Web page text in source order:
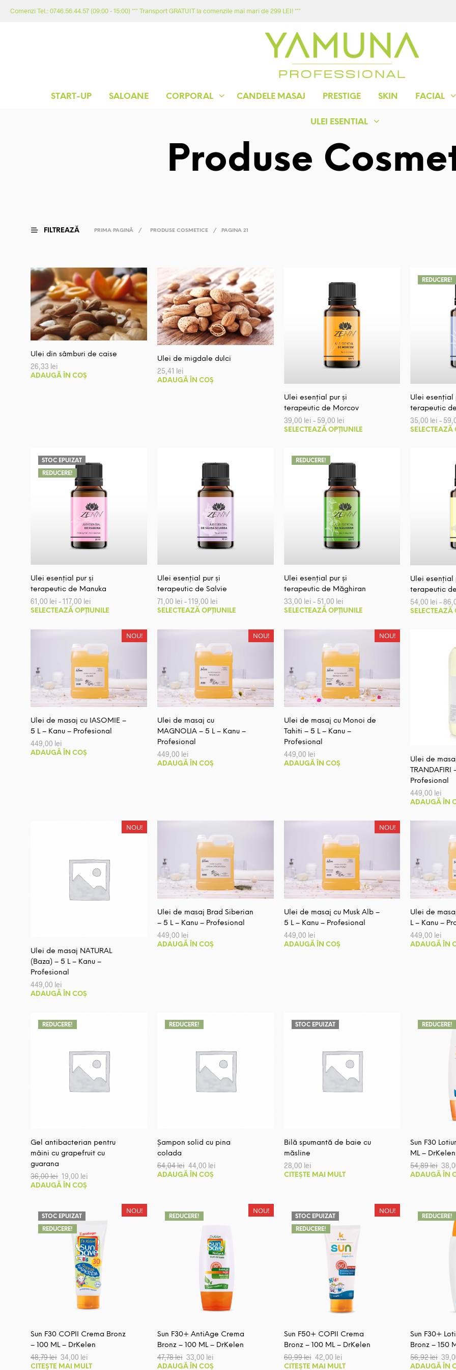
Comenzi Tel.: 0746.56.44.57 (09:00 - 15:00) *** Transport GRATUIT la comenzile mai mari de 299 LEI! ***
ACASA MAGAZIN YAMUNA
START-UP SALOANE CORPORAL CANDELE MASAJ PRESTIGE SKIN FACIAL
ULEI ESENTIAL
Produse
FILTREAZĂ PRIMA PAGINĂ / PRODUSE COSMETICE / PAGINA 21
Ulei din sâmburi de caise
26,33 lei
ADAUGĂ ÎN COȘ
Ulei de migdale dulci
25,41 lei
ADAUGĂ ÎN COȘ
Ulei esențial pur și
terapeutic de Morcov
39,00 lei – 59,00 leiInterval
de
prețuri:
59,00 lei
SELECTEAZĂ OPȚIUNILEAcest
pagina
REDUCERE!
Ulei esențial
terapeutic
35,00 lei –
SELECTEAZĂ
REDUCERE!
STOC EPUIZAT
Ulei esențial pur și
terapeutic de Manuka
61,00 lei –117,00 lei
de
prețuri:
până
117,00 lei
SELECTEAZĂ OPȚIUNILE
variații.
pot
fi
alese
în
Ulei esențial pur și
terapeutic de Salvie
71,00 lei –119,00 leiInterval
de
prețuri:
până
119,00 lei
SELECTEAZĂ OPȚIUNILEAcest
variații.
pot
fi
în
REDUCERE!
Ulei esențial pur și
terapeutic de Măghiran
33,00 lei – 51,00 leiInterval
de
prețuri:
până
51,00 lei
SELECTEAZĂ OPȚIUNILEAcest
variații.
pot
fi
alese
Ulei esențial
terapeutic
54,00 lei –
SELECTEAZĂ
NOU!
Ulei de masaj cu IASOMIE –
5 L – Kanu – Profesional
449,00 lei
ADAUGĂ ÎN COȘ
NOU!
Ulei de masaj cu
MAGNOLIA – 5 L – Kanu –
Profesional
449,00 lei
ADAUGĂ ÎN COȘ
NOU!
Ulei de masaj cu Monoi de
Tahiti – 5 L – Kanu –
Profesional
449,00 lei
ADAUGĂ ÎN COȘ
Ulei de
TRANDAFIRI
Profesional
449,00 lei
ADAUGĂ ÎN
NOU!
Ulei de masaj NATURAL
(Baza) – 5 L – Kanu –
Profesional
449,00 lei
ADAUGĂ ÎN COȘ
Ulei de masaj Brad Siberian
– 5 L – Kanu – Profesional
449,00 lei
ADAUGĂ ÎN COȘ
NOU!
Ulei de masaj cu Musk Alb –
5 L – Kanu – Profesional
449,00 lei
ADAUGĂ ÎN COȘ
Ulei de
L – Kanu –
449,00 lei
ADAUGĂ ÎN
REDUCERE!
Gel antibacterian pentru
mâini cu grapefruit cu
guarana
36,00lei Prețul
inițial
a
19,00 lei
ADAUGĂ ÎN COȘ
REDUCERE!
Șampon solid cu pina
colada
64,04lei Prețul
inițial
a
44,00 leiPrețul
curent
ADAUGĂ ÎN COȘ
STOC EPUIZAT
Bilă spumantă de baie cu
măsline
28,00 lei
CITEȘTE MAI MULT
REDUCERE!
Sun F30
ML – DrKelen
54,89lei
a
ADAUGĂ ÎN
NOU!
REDUCERE!
STOC EPUIZAT
Sun F30 COPII Crema Bronz
– 100 ML – DrKelen
48,79lei Prețul
inițial
34,00 lei
curent
CITEȘTE MAI MULT
NOU!
REDUCERE!
Sun F30+ AntiAge Crema
Bronz – 100 ML – DrKelen
47,78lei Prețul
inițial
33,00 leiPrețul
curent
ADAUGĂ ÎN COȘ
NOU!
REDUCERE!
STOC EPUIZAT
Sun F50+ COPII Crema
Bronz – 100 ML – DrKelen
60,99lei Prețul
inițial
42,00 leiPrețul
curent
CITEȘTE MAI MULT
REDUCERE!
Sun F30+
Bronz – 150
56,92lei
ADAUGĂ ÎN